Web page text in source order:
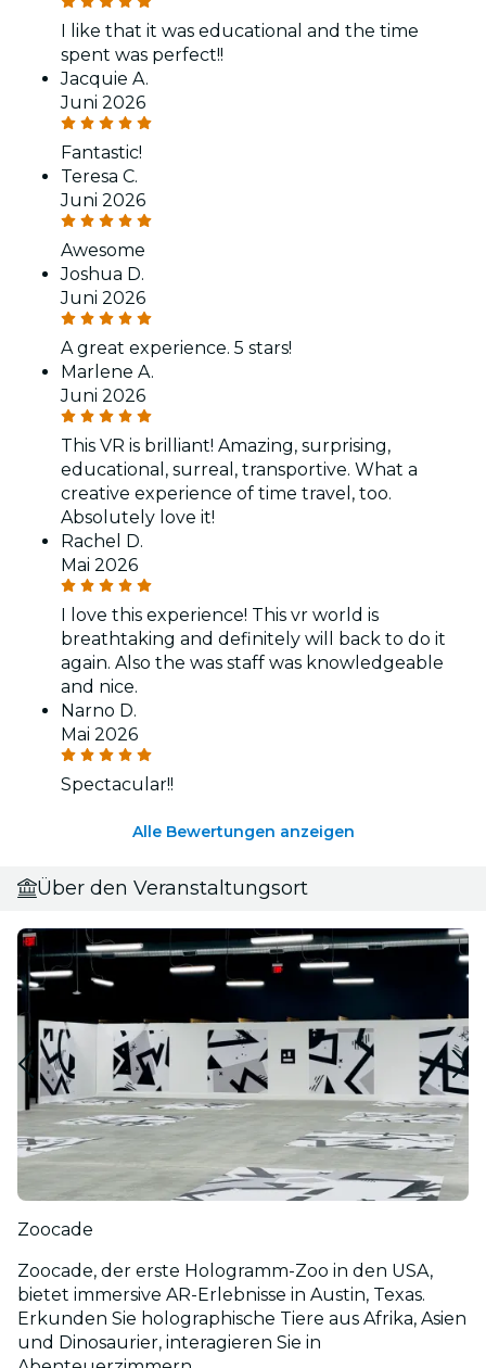
I like that it was educational and the time
spent was perfect!!
Jacquie A.
Juni 2026
Fantastic!
Teresa C.
Juni 2026
Awesome
Joshua D.
Juni 2026
A great experience. 5 stars!
Marlene A.
Juni 2026
This VR is brilliant! Amazing, surprising,
educational, surreal, transportive. What a
creative experience of time travel, too.
Absolutely love it!
Rachel D.
Mai 2026
I love this experience! This vr world is
breathtaking and definitely will back to do it
again. Also the was staff was knowledgeable
and nice.
Narno D.
Mai 2026
Spectacular!!
Alle Bewertungen anzeigen
Über den Veranstaltungsort
Zoocade
Zoocade, der erste Hologramm-Zoo in den USA,
bietet immersive AR-Erlebnisse in Austin, Texas.
Erkunden Sie holographische Tiere aus Afrika, Asien
und Dinosaurier, interagieren Sie in